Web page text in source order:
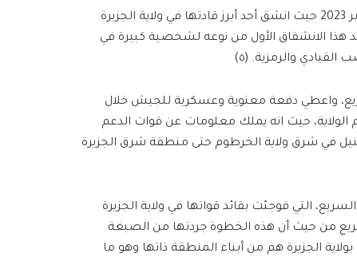
واجهت قوات الدعم السريع انتكاسات ميدانية متتالية منذ اكتوبر 2023 حيث انشق أحد أبرز قادتها في ولاية الجزيرة
هذا الانشقاق الأول من نوعه لشخصية كبيرة في
والرمزية. (٥)
واعطي دفعة معنوية وعسكرية للجيش خلال
حيث انه يملك معلومات عن قوات الدعم
في شرق ولاية الخرطوم حتى منطقة شرق الجزيرة
التي فوجئت بقائد قواتها في ولاية الجزيرة
من حيث أن هذه الخطوة جردتها من الصبغة
كما أن أكثر من 60% من قواتها بولاية الجزيرة هم من أبناء المنطقة ذاتها وهو ما